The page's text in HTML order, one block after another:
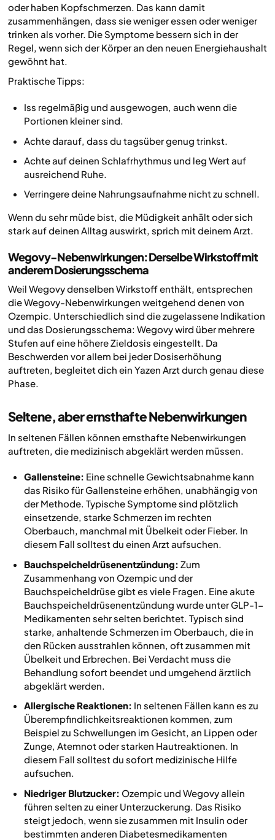
oder haben Kopfschmerzen. Das kann damit
zusammenhängen, dass sie weniger essen oder weniger
trinken als vorher. Die Symptome bessern sich in der
Regel, wenn sich der Körper an den neuen Energiehaushalt
gewöhnt hat.
Praktische Tipps:
Iss regelmäßig und ausgewogen, auch wenn die
Portionen kleiner sind.
Achte darauf, dass du tagsüber genug trinkst.
Achte auf deinen Schlafrhythmus und leg Wert auf
ausreichend Ruhe.
Verringere deine Nahrungsaufnahme nicht zu schnell.
Wenn du sehr müde bist, die Müdigkeit anhält oder sich
stark auf deinen Alltag auswirkt, sprich mit deinem Arzt.
Wegovy-Nebenwirkungen: Derselbe Wirkstoff mit
anderem Dosierungsschema
Weil Wegovy denselben Wirkstoff enthält, entsprechen
die Wegovy-Nebenwirkungen weitgehend denen von
Ozempic. Unterschiedlich sind die zugelassene Indikation
und das Dosierungsschema: Wegovy wird über mehrere
Stufen auf eine höhere Zieldosis eingestellt. Da
Beschwerden vor allem bei jeder Dosiserhöhung
auftreten, begleitet dich ein Yazen Arzt durch genau diese
Phase.
Seltene, aber ernsthafte Nebenwirkungen
In seltenen Fällen können ernsthafte Nebenwirkungen
auftreten, die medizinisch abgeklärt werden müssen.
Gallensteine: Eine schnelle Gewichtsabnahme kann
das Risiko für Gallensteine erhöhen, unabhängig von
der Methode. Typische Symptome sind plötzlich
einsetzende, starke Schmerzen im rechten
Oberbauch, manchmal mit Übelkeit oder Fieber. In
diesem Fall solltest du einen Arzt aufsuchen.
Bauchspeicheldrüsenentzündung: Zum
Zusammenhang von Ozempic und der
Bauchspeicheldrüse gibt es viele Fragen. Eine akute
Bauchspeicheldrüsenentzündung wurde unter GLP-1-
Medikamenten sehr selten berichtet. Typisch sind
starke, anhaltende Schmerzen im Oberbauch, die in
den Rücken ausstrahlen können, oft zusammen mit
Übelkeit und Erbrechen. Bei Verdacht muss die
Behandlung sofort beendet und umgehend ärztlich
abgeklärt werden.
Allergische Reaktionen: In seltenen Fällen kann es zu
Überempfindlichkeitsreaktionen kommen, zum
Beispiel zu Schwellungen im Gesicht, an Lippen oder
Zunge, Atemnot oder starken Hautreaktionen. In
diesem Fall solltest du sofort medizinische Hilfe
aufsuchen.
Niedriger Blutzucker: Ozempic und Wegovy allein
führen selten zu einer Unterzuckerung. Das Risiko
steigt jedoch, wenn sie zusammen mit Insulin oder
bestimmten anderen Diabetesmedikamenten